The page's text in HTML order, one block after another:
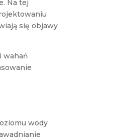
Na tej
się objawy
wahań
wody